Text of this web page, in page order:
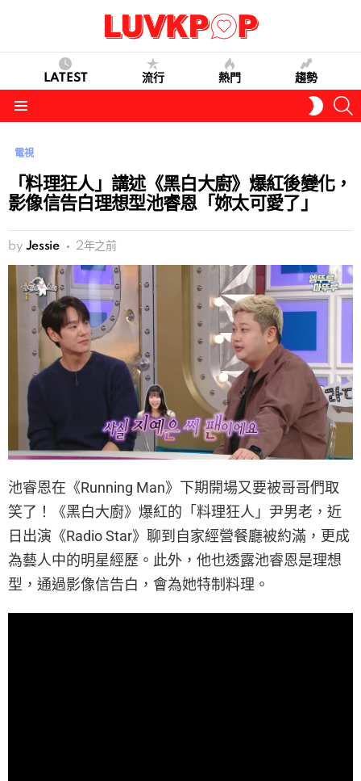
LATEST 流行 熱門 趨勢
SKIN
電視
「料理狂人」講述《黑白大廚》爆紅後變化，
影像信告白理想型池睿恩「妳太可愛了」
by Jessie 2年之前
池睿恩在《Running Man》下期開場又要被哥哥們取
笑了！《黑白大廚》爆紅的「料理狂人」尹男老，近
日出演《Radio Star》聊到自家經營餐廳被約滿，更成
為藝人中的明星經歷。此外，他也透露池睿恩是理想
型，通過影像信告白，會為她特制料理。